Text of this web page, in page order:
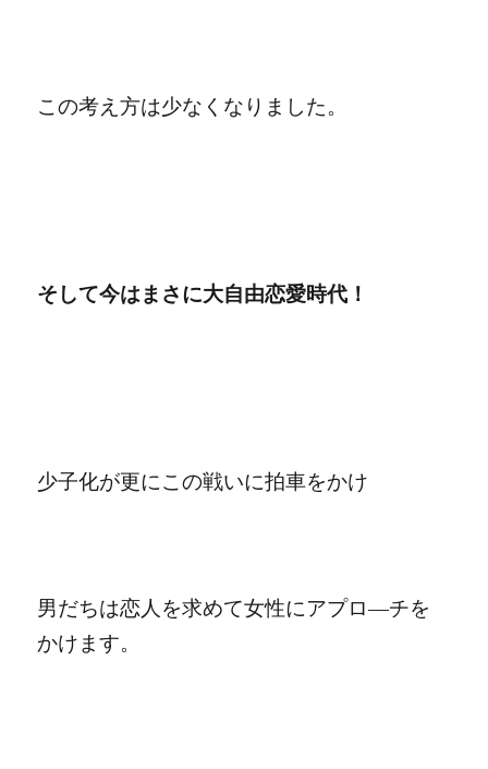
この考え方は少なくなりました。
そして今はまさに大自由恋愛時代！
少子化が更にこの戦いに拍車をかけ
男だちは恋人を求めて女性にアプロ―チを
かけます。